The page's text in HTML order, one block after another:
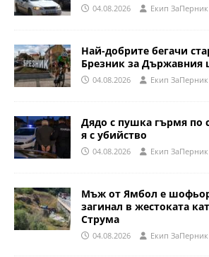
04.08.2026 Eкип ЗаПерник
Най-добрите бегачи
Брезник за Държавния
04.08.2026 Eкип ЗаПерник
Дядо с пушка гърмя по
я с убийство
04.08.2026 Eкип ЗаПерник
Мъж от Ямбол е
загинал в жестоката
Струма
04.08.2026 Eкип ЗаПерник